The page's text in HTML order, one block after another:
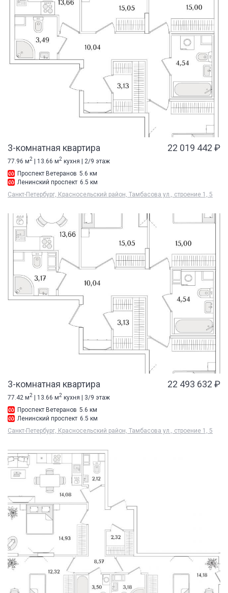
3-комнатная квартира 22 019 442 ₽
77.96 м2 | 13.66 м2 кухня | 2/9 этаж
Проспект Ветеранов 5.6 км
Ленинский проспект 6.5 км
Санкт-Петербург, Красносельский район, Тамбасова ул., строение 1, 5
3-комнатная квартира 22 493 632 ₽
77.42 м2 | 13.66 м2 кухня | 3/9 этаж
Проспект Ветеранов 5.6 км
Ленинский проспект 6.5 км
Санкт-Петербург, Красносельский район, Тамбасова ул., строение 1, 5